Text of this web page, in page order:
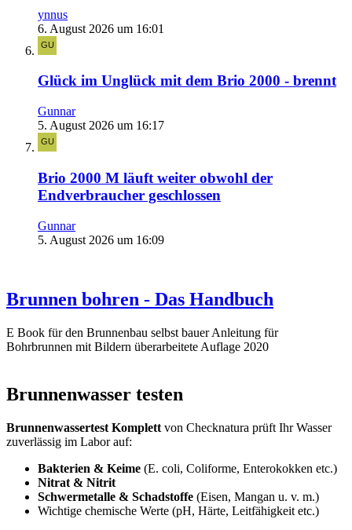
ynnus
6. August 2026 um 16:01
Glück im Unglück mit dem Brio 2000 - brennt
Gunnar
5. August 2026 um 16:17
Brio 2000 M läuft weiter obwohl der
Endverbraucher geschlossen
Gunnar
5. August 2026 um 16:09
Brunnen bohren - Das Handbuch
E Book für den Brunnenbau selbst bauer Anleitung für
Bohrbrunnen mit Bildern überarbeitete Auflage 2020
Brunnenwasser testen
Brunnenwassertest Komplett von Checknatura prüft Ihr Wasser
zuverlässig im Labor auf:
Bakterien & Keime (E. coli, Coliforme, Enterokokken etc.)
Nitrat & Nitrit
Schwermetalle & Schadstoffe (Eisen, Mangan u. v. m.)
Wichtige chemische Werte (pH, Härte, Leitfähigkeit etc.)